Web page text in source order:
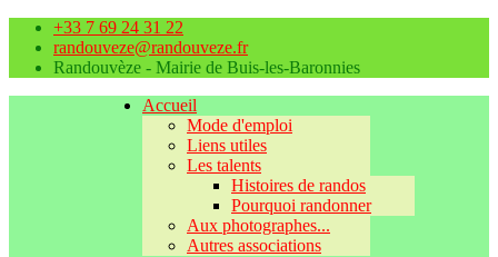
+33 7 69 24 31 22
randouveze@randouveze.fr
Randouvèze - Mairie de Buis-les-Baronnies
Accueil
Mode d'emploi
Liens utiles
Les talents
Histoires de randos
Pourquoi randonner
Aux photographes...
Autres associations